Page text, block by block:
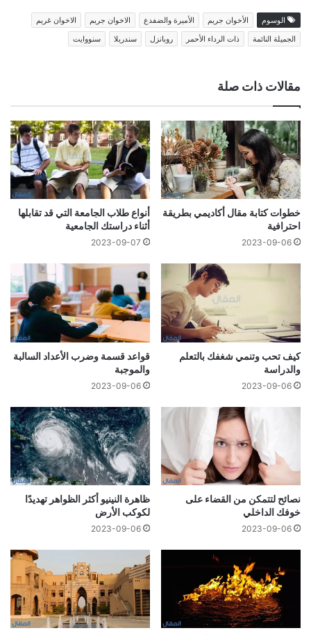
الوسوم الأخوان جريم الأميرة والضفدع الاخوان جريم
الاخوان غريم
الجميلة النائمة
ذات الرداء الأحمر روبانزل سندريلا سنووايت
مقالات ذات صلة
خطوات كتابة مقال أكاديمي بطريقة
احترافية
2023-09-06
أنواع طلاب الجامعة التي قد تقابلها
أثناء دراستك الجامعية
2023-09-07
كيف تحب وتنمي شغفك بالتعلم
والدراسة
2023-09-06
قواعد قسمة وضرب الأعداد السالبة
والموجبة
2023-09-06
نصائح لتتمكن من القضاء على
خوفك الداخلي
2023-09-06
ظاهرة النينيو أكثر الظواهر تهديدًا
لكوكب الأرض
2023-09-06